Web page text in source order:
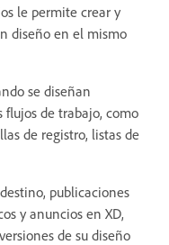
le permite crear y
diseño en el mismo
se diseñan
de trabajo, como
de registro, listas de
publicaciones
y anuncios en XD,
de su diseño